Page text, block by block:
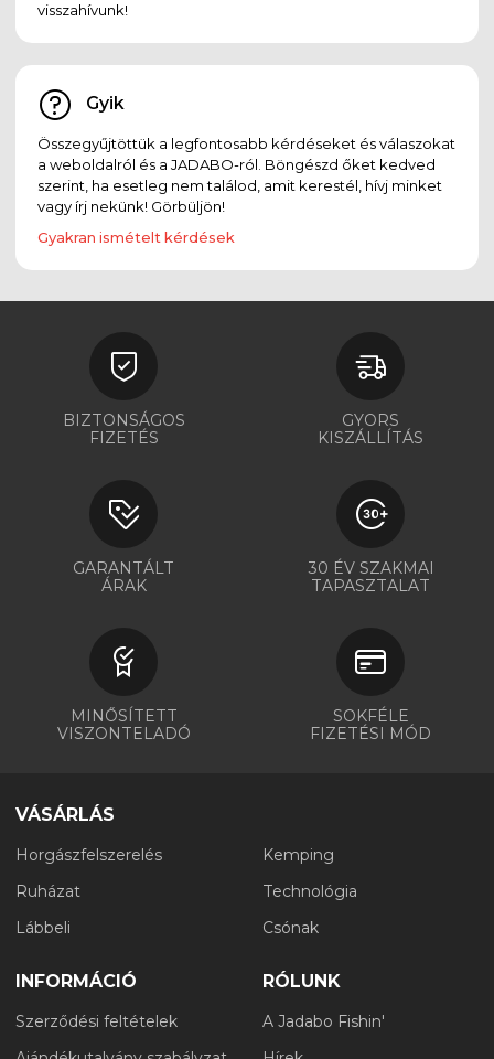
visszahívunk!
Gyik
Összegyűjtöttük a legfontosabb kérdéseket és válaszokat
a weboldalról és a JADABO-ról. Böngészd őket kedved
szerint, ha esetleg nem találod, amit kerestél, hívj minket
vagy írj nekünk! Görbüljön!
Gyakran ismételt kérdések
BIZTONSÁGOS
FIZETÉS
GYORS
KISZÁLLÍTÁS
GARANTÁLT
ÁRAK
30 ÉV SZAKMAI
TAPASZTALAT
MINŐSÍTETT
VISZONTELADÓ
SOKFÉLE
FIZETÉSI MÓD
VÁSÁRLÁS
Horgászfelszerelés
Ruházat
Lábbeli
Kemping
Technológia
Csónak
INFORMÁCIÓ
Szerződési feltételek
RÓLUNK
A Jadabo Fishin'